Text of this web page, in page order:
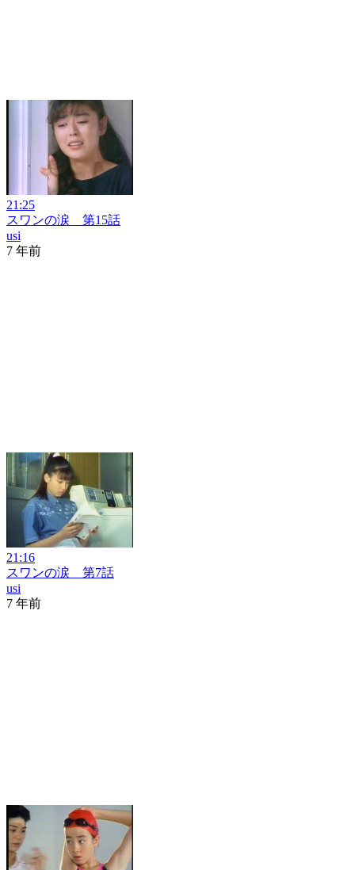
21:25
スワンの涙 第15話
usi
7 年前
21:16
スワンの涙 第7話
usi
7 年前